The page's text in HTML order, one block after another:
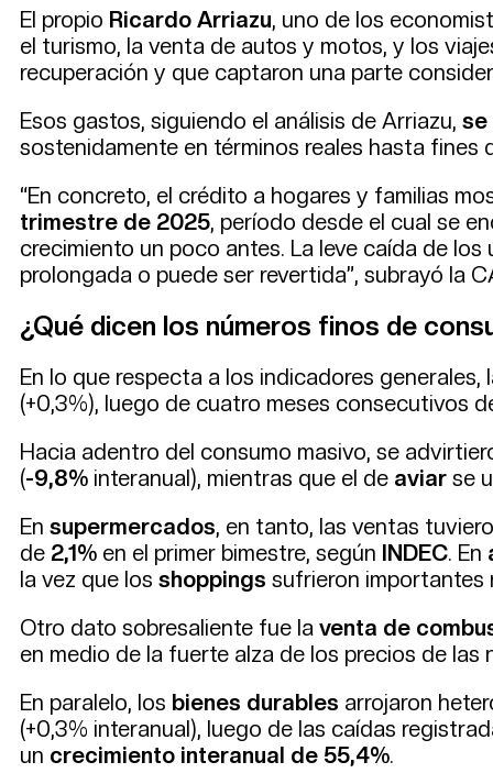
El propio Ricardo Arriazu, uno de los
el turismo, la venta de autos y motos, y los
recuperación y que captaron una parte
Esos gastos, siguiendo el análisis de Arriazu, se
sostenidamente en términos reales hasta
“En concreto, el crédito a hogares y familias
trimestre de 2025, período desde el cual se
crecimiento un poco antes. La leve caída de
prolongada o puede ser revertida”, subrayó la
¿Qué dicen los números finos de
En lo que respecta a los indicadores generales,
(+0,3%), luego de cuatro meses consecutivos
Hacia adentro del consumo masivo, se
(-9,8% interanual), mientras que el de aviar se
En supermercados, en tanto, las ventas
de 2,1% en el primer bimestre, según INDEC. En
la vez que los shoppings sufrieron importantes
Otro dato sobresaliente fue la venta de
en medio de la fuerte alza de los precios de
En paralelo, los bienes durables arrojaron
(+0,3% interanual), luego de las caídas
un crecimiento interanual de 55,4%.